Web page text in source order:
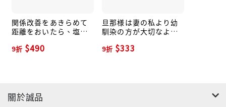
関係改善をあきらめて
距離をおいたら、塩対
でくるようになりまし
9折 $490
旦那様は妻の私より幼
馴染の方が大切なよう
庫)
9折 $333
關於誠品